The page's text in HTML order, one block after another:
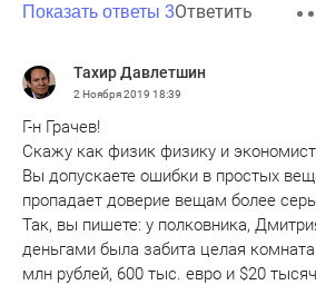
Показать ответы 3Ответить
Тахир Давлетшин
2 Ноября 2019 18:39
Г-н Грачев!
Скажу как физик физику и
Вы допускаете ошибки в простых
пропадает доверие вещам более
Так, вы пишете: у полковника,
деньгами была забита целая
млн рублей, 600 тыс. евро и $20 тысяч